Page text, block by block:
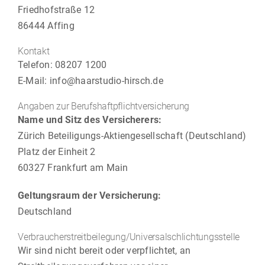
Friedhofstraße 12
86444 Affing
Kontakt
Telefon: 08207 1200
E-Mail: info@haarstudio-hirsch.de
Angaben zur Berufs­haftpflicht­versicherung
Name und Sitz des Versicherers:
Zürich Beteiligungs-Aktiengesellschaft (Deutschland)
Platz der Einheit 2
60327 Frankfurt am Main
Geltungsraum der Versicherung:
Deutschland
Verbraucher­streit­beilegung/Universal­schlichtungs­stelle
Wir sind nicht bereit oder verpflichtet, an